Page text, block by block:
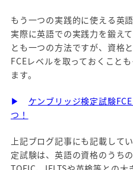
もう一つの実践的に使える英
実際に英語での実践力を鍛え
とも一つの方法ですが、資格
FCEレベルを取っておくこと
ます。
▶
ケンブリッジ検定試験
つ！
上記ブログ記事にも記載して
定試験は、英語の資格のうち